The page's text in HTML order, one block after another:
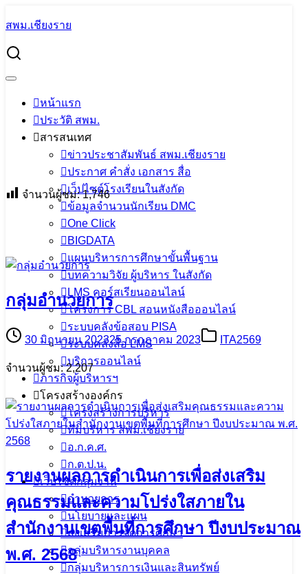
to
content
สพม.เชียงราย
หน้าแรก
ประวัติ สพม.
สารสนเทศ
ข่าวประชาสัมพันธ์ สพม.เชียงราย
ประกาศ คำสั่ง เอกสาร สื่อ
เว็ปไซต์โรงเรียนในสังกัด
ข้อมูลจำนวนนักเรียน DMC
One Click
BIGDATA
แผนบริหารการศึกษาขั้นพื้นฐาน
บทความวิจัย ผู้บริหาร ในสังกัด
LMS คอร์สเรียนออนไลน์
โครงการ CBL สอนหนังสือออนไลน์
ระบบคลังข้อสอบ PISA
ระบบคลังสื่อ LMS
บริการออนไลน์
ภารกิจผู้บริหารฯ
โครงสร้างองค์กร
โครงสร้างการบริหาร
ทีมบริหาร สพม.เชียงราย
อ.ก.ค.ศ.
ก.ต.ป.น.
เว็บไซต์กลุ่มงาน
อำนวยการ
นโยบายและแผน
ส่งเสริมการจัดการศึกษา
กลุ่มบริหารงานบุคคล
กลุ่มบริหารการเงินและสินทรัพย์
for:
การเสริมสร้างวัฒนธรรมองค์กร
การเสริมสร้างวัฒนธรรมองค์กร
29 พฤษภาคม 2021
SESAOCR
ITA2569
จำนวนผู้ชม: 1,746
เนื้อหาอื่นๆ
กลุ่มอำนวยการ
30 มิถุนายน 202325 กรกฎาคม 2023 ITA2569
จำนวนผู้ชม: 2,207
รายงานผลการดำเนินการเพื่อส่งเสริม
คุณธรรมและความโปร่งใสภายใน
สำนักงานเขตพื้นที่การศึกษา ปีงบประมาณ
พ.ศ. 2568